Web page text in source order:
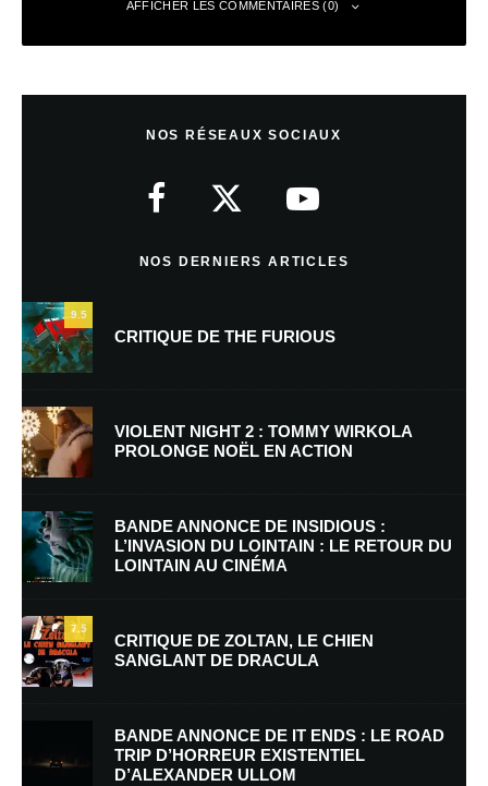
AFFICHER LES COMMENTAIRES (0)
Nom*
E-mail* Site web
Enregistrer mon nom, mon e-mail et mon site dans le navigateur pour
mon prochain commentaire.
Prévenez-moi de tous les nouveaux commentaires par e-mail.
NOS RÉSEAUX SOCIAUX
NOS DERNIERS ARTICLES
9.5
CRITIQUE DE THE FURIOUS
VIOLENT NIGHT 2 : TOMMY WIRKOLA
PROLONGE NOËL EN ACTION
BANDE ANNONCE DE INSIDIOUS :
L’INVASION DU LOINTAIN : LE RETOUR DU
LOINTAIN AU CINÉMA
7.5
CRITIQUE DE ZOLTAN, LE CHIEN
SANGLANT DE DRACULA
BANDE ANNONCE DE IT ENDS : LE ROAD
TRIP D’HORREUR EXISTENTIEL
D’ALEXANDER ULLOM